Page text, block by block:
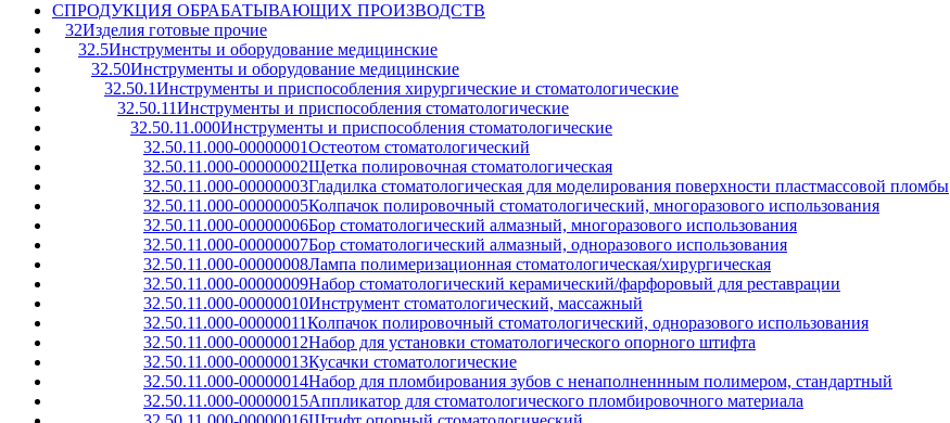
CПРОДУКЦИЯ ОБРАБАТЫВАЮЩИХ ПРОИЗВОДСТВ
32Изделия готовые прочие
32.5Инструменты и оборудование медицинские
32.50Инструменты и оборудование медицинские
32.50.1Инструменты и приспособления хирургические и стоматологические
32.50.11Инструменты и приспособления стоматологические
32.50.11.000Инструменты и приспособления стоматологические
32.50.11.000-00000001Остеотом стоматологический
32.50.11.000-00000002Щетка полировочная стоматологическая
32.50.11.000-00000003Гладилка стоматологическая для моделирования поверхности пластмассовой пломбы
32.50.11.000-00000005Колпачок полировочный стоматологический, многоразового использования
32.50.11.000-00000006Бор стоматологический алмазный, многоразового использования
32.50.11.000-00000007Бор стоматологический алмазный, одноразового использования
32.50.11.000-00000008Лампа полимеризационная стоматологическая/хирургическая
32.50.11.000-00000009Набор стоматологический керамический/фарфоровый для реставрации
32.50.11.000-00000010Инструмент стоматологический, массажный
32.50.11.000-00000011Колпачок полировочный стоматологический, одноразового использования
32.50.11.000-00000012Набор для установки стоматологического опорного штифта
32.50.11.000-00000013Кусачки стоматологические
32.50.11.000-00000014Набор для пломбирования зубов с ненаполненнным полимером, стандартный
32.50.11.000-00000015Аппликатор для стоматологического пломбировочного материала